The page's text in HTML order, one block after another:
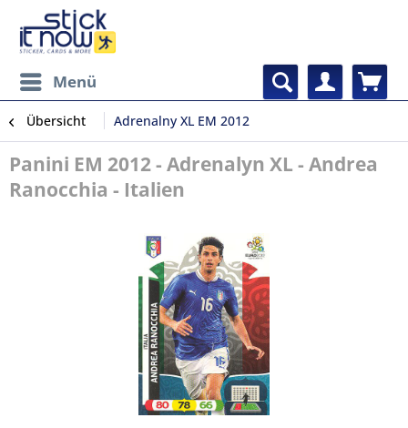
Menü
Übersicht Adrenalny XL EM 2012
Panini EM 2012 - Adrenalyn XL - Andrea
Ranocchia - Italien